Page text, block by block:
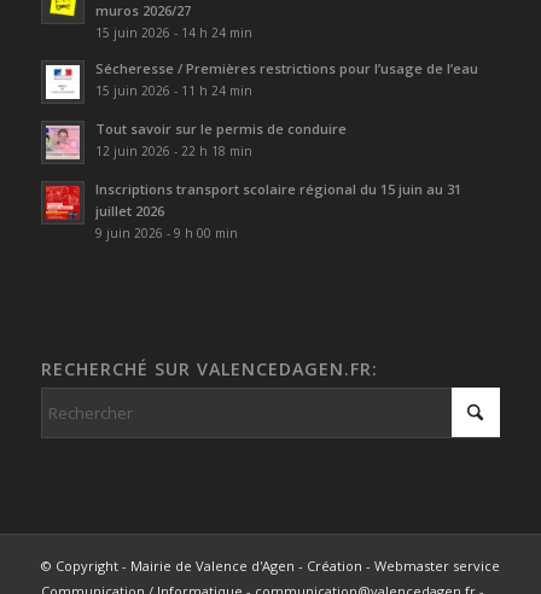
muros 2026/27
15 juin 2026 - 14 h 24 min
Sécheresse / Premières restrictions pour l’usage de l’eau
15 juin 2026 - 11 h 24 min
Tout savoir sur le permis de conduire
12 juin 2026 - 22 h 18 min
Inscriptions transport scolaire régional du 15 juin au 31
juillet 2026
9 juin 2026 - 9 h 00 min
RECHERCHÉ SUR VALENCEDAGEN.FR:
© Copyright - Mairie de Valence d'Agen - Création - Webmaster service